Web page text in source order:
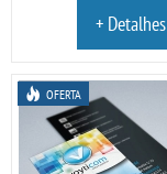
+ Detalhes
OFERTA